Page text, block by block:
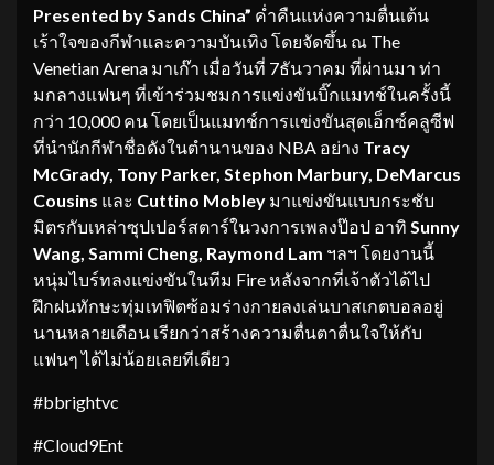
Presented by Sands China” ค่ำคืนแห่งความตื่นเต้น
เร้าใจของกีฬาและความบันเทิง โดยจัดขึ้น ณ The
Venetian Arena มาเก๊า เมื่อวันที่ 7ธันวาคม ที่ผ่านมา ท่า
มกลางแฟนๆ ที่เข้าร่วมชมการแข่งขันบิ๊กแมทช์ในครั้งนี้
กว่า 10,000 คน โดยเป็นแมทช์การแข่งขันสุดเอ็กซ์คลูซีฟ
ที่นำนักกีฬาชื่อดังในตำนานของ NBA อย่าง Tracy
McGrady, Tony Parker, Stephon Marbury, DeMarcus
Cousins และ Cuttino Mobley มาแข่งขันแบบกระชับ
มิตรกับเหล่าซุปเปอร์สตาร์ในวงการเพลงป๊อป อาทิ Sunny
Wang, Sammi Cheng, Raymond Lam ฯลฯ โดยงานนี้
หนุ่มไบร์ทลงแข่งขันในทีม Fire หลังจากที่เจ้าตัวได้ไป
ฝึกฝนทักษะทุ่มเทฟิตซ้อมร่างกายลงเล่นบาสเกตบอลอยู่
นานหลายเดือน เรียกว่าสร้างความตื่นตาตื่นใจให้กับ
แฟนๆ ได้ไม่น้อยเลยทีเดียว
#bbrightvc
#Cloud9Ent